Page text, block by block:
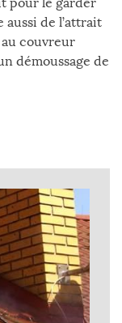
de l’attrait
couvreur
démoussage de